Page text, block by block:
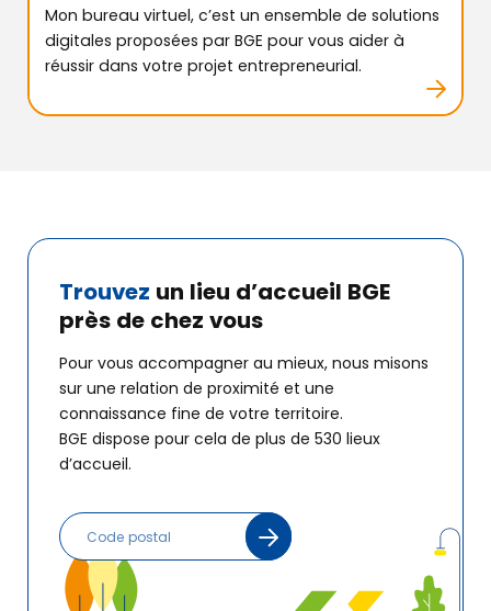
Mon bureau virtuel, c’est un ensemble de solutions
digitales proposées par BGE pour vous aider à
réussir dans votre projet entrepreneurial.
Trouvez un lieu d’accueil BGE
près de chez vous
Pour vous accompagner au mieux, nous misons
sur une relation de proximité et une
connaissance fine de votre territoire.
BGE dispose pour cela de plus de 530 lieux
d’accueil.